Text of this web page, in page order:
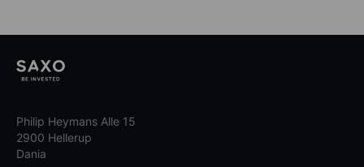
Philip Heymans Alle 15
2900 Hellerup
Dania